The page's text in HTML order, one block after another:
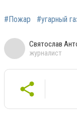
#Пожар #угарный
Святослав
журналист